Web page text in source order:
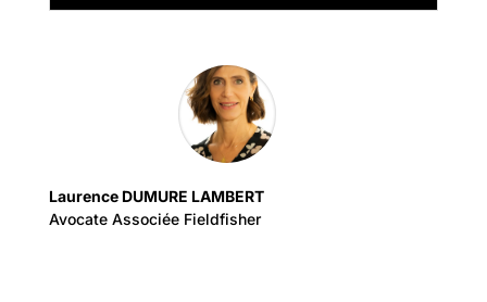
Laurence DUMURE LAMBERT
Avocate Associée Fieldfisher